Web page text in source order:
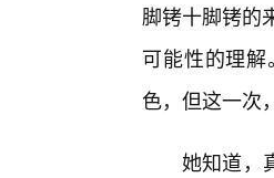
脚铐十脚铐的
可能性的理
色，但这一次
她知道，